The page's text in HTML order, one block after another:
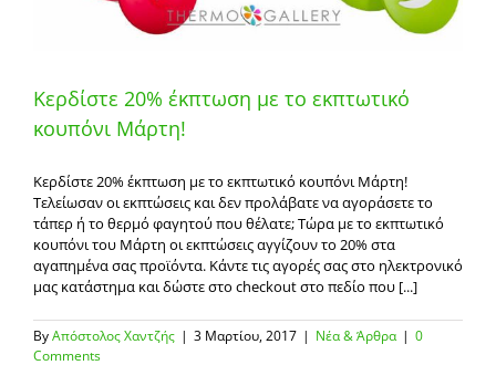
Κερδίστε 20% έκπτωση με το εκπτωτικό
κουπόνι Μάρτη!
Κερδίστε 20% έκπτωση με το εκπτωτικό κουπόνι Μάρτη!
Τελείωσαν οι εκπτώσεις και δεν προλάβατε να αγοράσετε το
τάπερ ή το θερμό φαγητού που θέλατε; Τώρα με το εκπτωτικό
κουπόνι του Μάρτη οι εκπτώσεις αγγίζουν το 20% στα
αγαπημένα σας προϊόντα. Κάντε τις αγορές σας στο ηλεκτρονικό
μας κατάστημα και δώστε στο checkout στο πεδίο που [...]
ByΑπόστολος Χαντζής | 3 Μαρτίου, 2017 | Νέα & Άρθρα | 0
Comments